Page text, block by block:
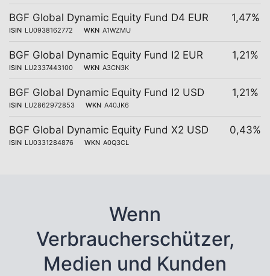
BGF Global Dynamic Equity Fund D4 EUR
ISIN LU0938162772 WKN A1WZMU
1,47%
BGF Global Dynamic Equity Fund I2 EUR
ISIN LU2337443100 WKN A3CN3K
1,21%
BGF Global Dynamic Equity Fund I2 USD
ISIN LU2862972853 WKN A40JK6
1,21%
BGF Global Dynamic Equity Fund X2 USD
ISIN LU0331284876 WKN A0Q3CL
0,43%
Wenn
Verbraucherschützer,
Medien und Kunden